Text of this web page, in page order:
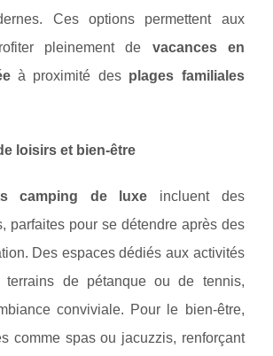
Ces options permettent aux
pleinement de vacances en
à proximité des plages familiales
loisirs et bien-être
camping de luxe incluent des
parfaites pour se détendre après des
Des espaces dédiés aux activités
terrains de pétanque ou de tennis,
conviviale. Pour le bien-être,
comme spas ou jacuzzis, renforçant